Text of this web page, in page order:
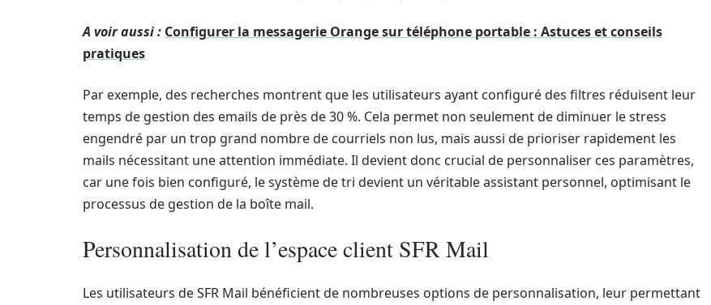
A voir aussi : Configurer la messagerie Orange sur téléphone portable : Astuces et conseils
pratiques
Par exemple, des recherches montrent que les utilisateurs ayant configuré des filtres réduisent leur
temps de gestion des emails de près de 30 %. Cela permet non seulement de diminuer le stress
engendré par un trop grand nombre de courriels non lus, mais aussi de prioriser rapidement les
mails nécessitant une attention immédiate. Il devient donc crucial de personnaliser ces paramètres,
car une fois bien configuré, le système de tri devient un véritable assistant personnel, optimisant le
processus de gestion de la boîte mail.
Personnalisation de l’espace client SFR Mail
Les utilisateurs de SFR Mail bénéficient de nombreuses options de personnalisation, leur permettant